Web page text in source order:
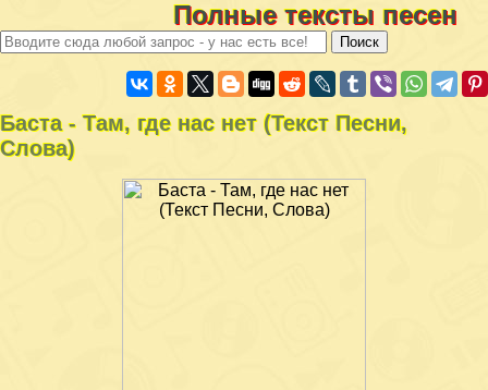
Полные тексты песен
Баста - Там, где нас нет (Текст Песни,
Слова)